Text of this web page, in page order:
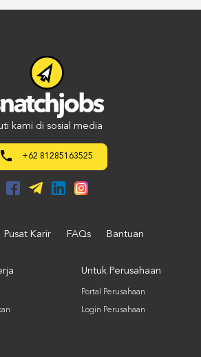
kami di sosial media
+62 81285163525
Pusat Karir FAQs Bantuan
Untuk Perusahaan
Portal Perusahaan
Login Perusahaan